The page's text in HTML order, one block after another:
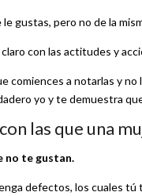
gustas, pero no de la
con las actitudes y
comiences a notarlas y
yo y te demuestra
las que una
no te gustan.
defectos, los cuales